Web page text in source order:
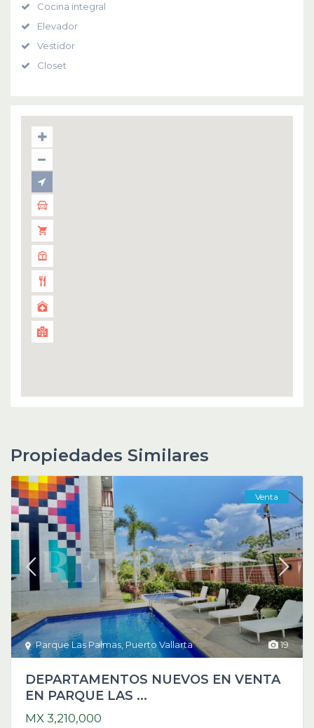
Cocina integral
Elevador
Vestidor
Closet
Propiedades Similares
19
Parque Las Palmas, Puerto Vallarta
Venta
DEPARTAMENTOS NUEVOS EN VENTA
EN PARQUE LAS ...
MX 3,210,000